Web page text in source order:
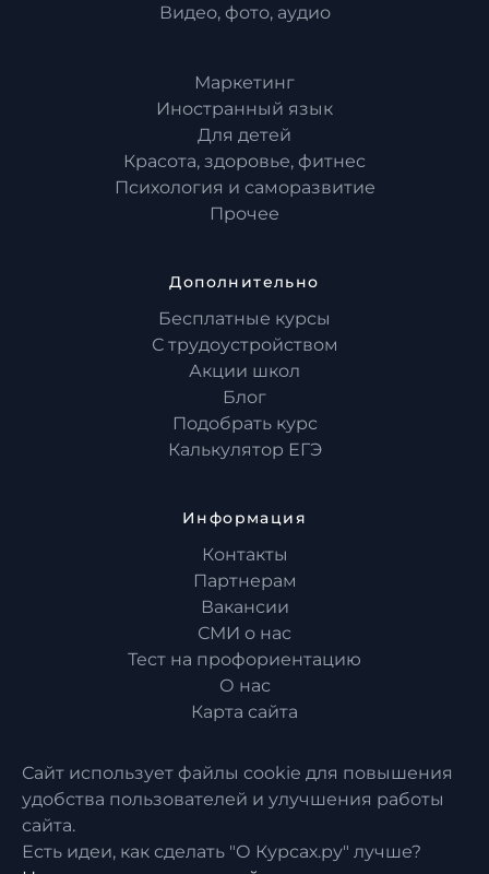
Видео, фото, аудио
Маркетинг
Иностранный язык
Для детей
Красота, здоровье, фитнес
Психология и саморазвитие
Прочее
Дополнительно
Бесплатные курсы
С трудоустройством
Акции школ
Блог
Подобрать курс
Калькулятор ЕГЭ
Информация
Контакты
Партнерам
Вакансии
СМИ о нас
Тест на профориентацию
О нас
Карта сайта
Сайт использует файлы cookie для повышения
удобства пользователей и улучшения работы
сайта.
Есть идеи, как сделать "О Курсах.ру" лучше?